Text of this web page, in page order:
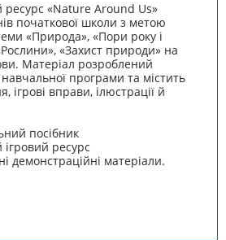
ресурс «Nature Around Us»
початкової школи з метою
«Природа», «Пори року і
«Захист природи» на
Матеріал розроблений
програми та містить
ігрові вправи, ілюстрації й
посібник
ігровий ресурс
демонстраційні матеріали.
Around Us